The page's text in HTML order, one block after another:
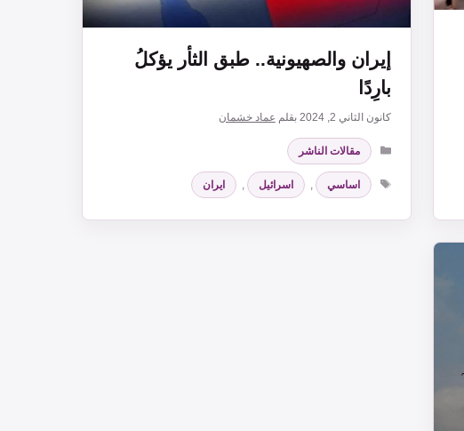
إيران والصهيونية.. طبق الثأر يؤكلُ
بارِدًا
كانون الثاني 2, 2024 بقلم عماد خشمان
التصنيفات
مقالات الناشر
الوسوم
اساسي اسرائيل ايران